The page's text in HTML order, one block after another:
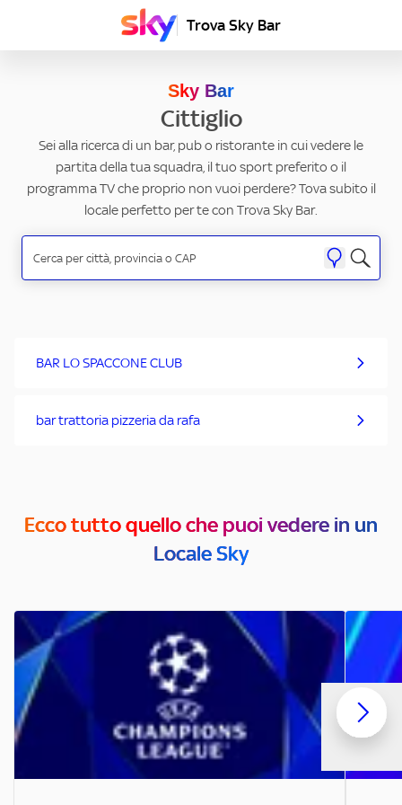
Trova Sky Bar
Sky Bar
Cittiglio
Sei alla ricerca di un bar, pub o ristorante in cui vedere le
partita della tua squadra, il tuo sport preferito o il
programma TV che proprio non vuoi perdere? Tova subito il
locale perfetto per te con Trova Sky Bar.
BAR LO SPACCONE CLUB
bar trattoria pizzeria da rafa
Ecco tutto quello che puoi vedere in un
Locale Sky